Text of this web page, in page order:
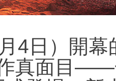
4日）開
真面目——